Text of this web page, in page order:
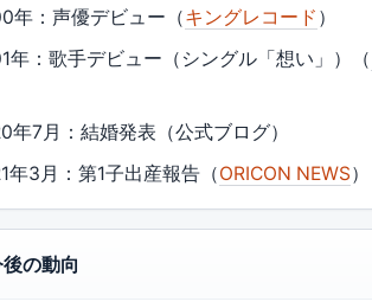
年：声優デビュー（キングレコード ）
年：歌手デビュー（シングル「想い」）（
年7月：結婚発表（公式ブログ）
年3月：第1子出産報告（ORICON NEWS）
の動向